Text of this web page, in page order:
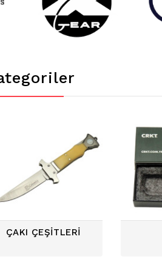
ÇAKI ÇEŞITLERI